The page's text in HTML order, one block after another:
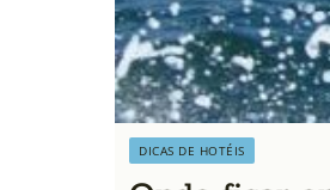
DICAS DE HOTÉIS